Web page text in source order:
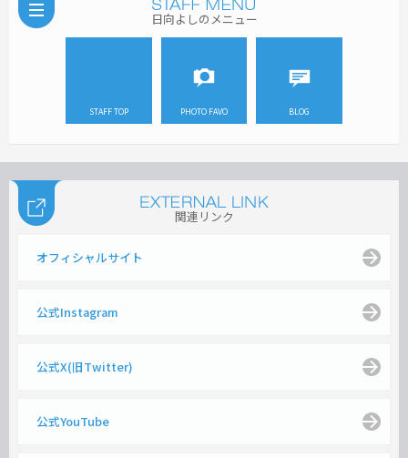
日向よしのメニュー
STAFF TOP PHOTO FAVO BLOG
関連リンク
オフィシャルサイト
公式Instagram
公式X(旧Twitter)
公式YouTube